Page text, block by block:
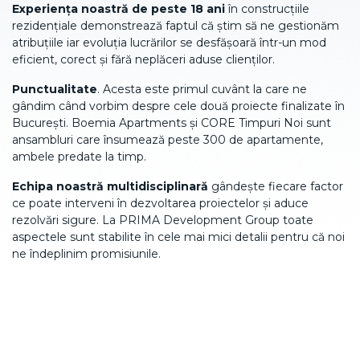
Experiența noastră de peste 18 aniîn construcțiile
rezidențiale demonstrează faptul că știm să ne gestionăm
atribuțiile iar evoluția lucrărilor se desfășoară într-un mod
eficient, corect și fără neplăceri aduse clienților.
Punctualitate. Acesta este primul cuvânt la care ne
gândim când vorbim despre cele două proiecte finalizate în
București. Boemia Apartments și CORE Timpuri Noi sunt
ansambluri care însumează peste 300 de apartamente,
ambele predate la timp.
Echipa noastră multidisciplinară gândește fiecare factor
ce poate interveni în dezvoltarea proiectelor și aduce
rezolvări sigure. La PRIMA Development Group toate
aspectele sunt stabilite în cele mai mici detalii pentru că noi
ne îndeplinim promisiunile.